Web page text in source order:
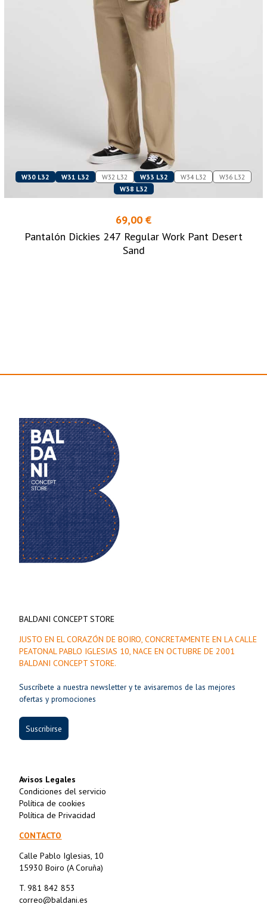
W30 L32 W31 L32 W32 L32 W33 L32 W34 L32
W36 L32
W38 L32
69,00 €
Pantalón Dickies 247 Regular Work Pant Desert
Sand
BALDANI CONCEPT STORE
JUSTO EN EL CORAZÓN DE BOIRO, CONCRETAMENTE EN LA CALLE
PEATONAL PABLO IGLESIAS 10, NACE EN OCTUBRE DE 2001
BALDANI CONCEPT STORE.
Suscríbete a nuestra newsletter y te avisaremos de las mejores
ofertas y promociones
Suscribirse
Avisos Legales
Condiciones del servicio
Política de cookies
Política de Privacidad
CONTACTO
Calle Pablo Iglesias, 10
15930 Boiro (A Coruña)
T. 981 842 853
correo@baldani.es